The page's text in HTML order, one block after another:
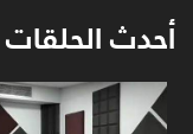
أحدث الحلقات